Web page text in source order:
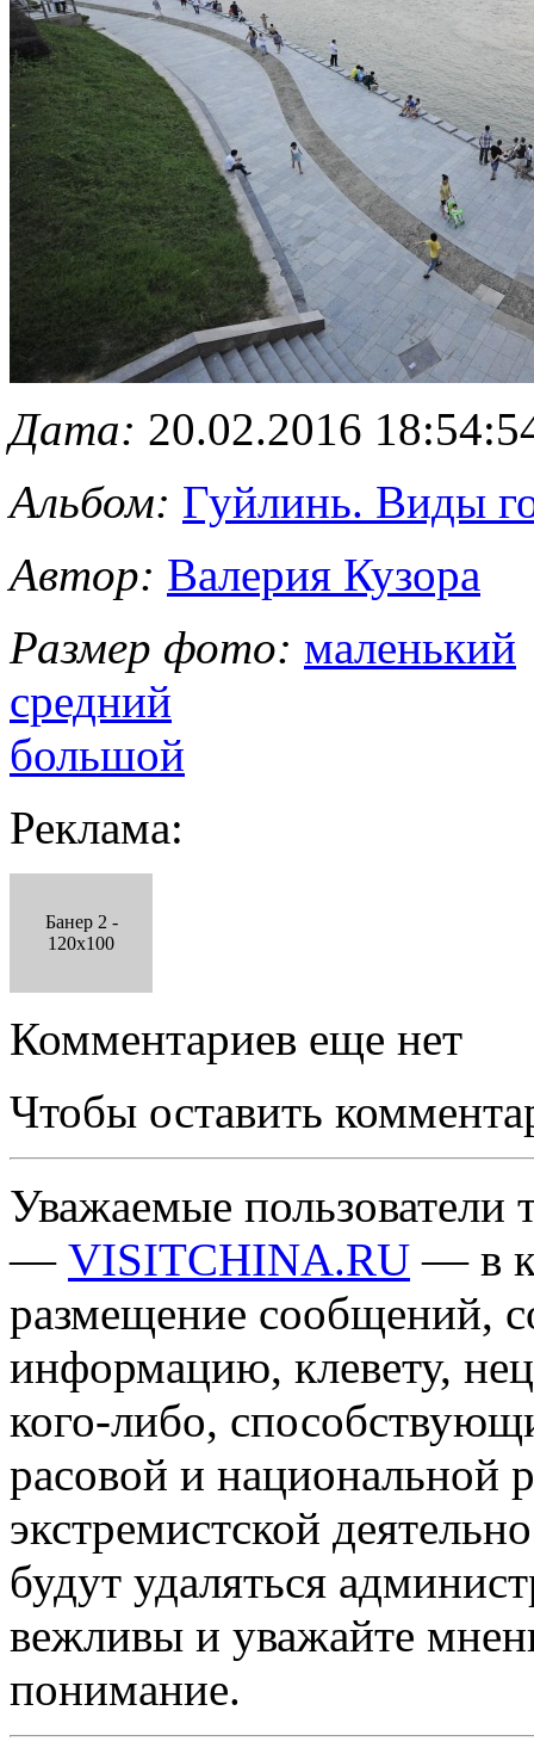
Дата: 20.02.2016
Альбом: Гуйлинь. Виды
Автор: Валерия Кузора
Размер фото: маленький
средний
большой
Реклама:
Банер 2 -
120x100
Комментариев еще нет
Чтобы оставить
Уважаемые пользователи
— VISITCHINA.RU — в
размещение сообщений,
информацию, клевету,
кого-либо,
расовой и национальной
экстремистской
будут удаляться
вежливы и уважайте
понимание.